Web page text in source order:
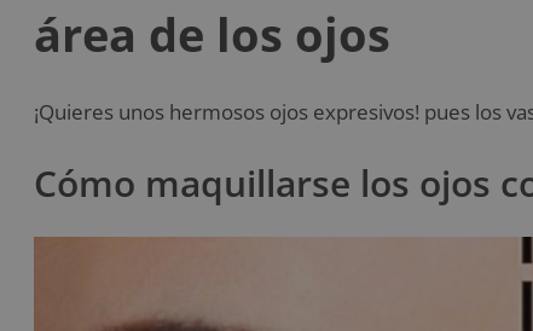
área de los ojos
¡Quieres unos hermosos ojos expresivos! pues los
Cómo maquillarse los ojos